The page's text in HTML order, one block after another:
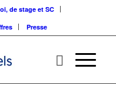
de stage et SC
Presse